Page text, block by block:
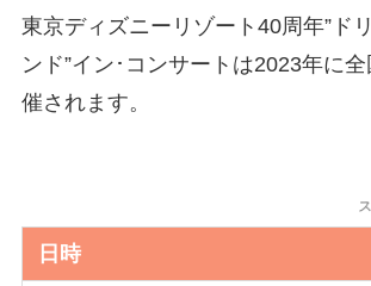
東京ディズニーリゾート40周年”ド
ンド”イン･コンサートは2023年に
催されます。
日時